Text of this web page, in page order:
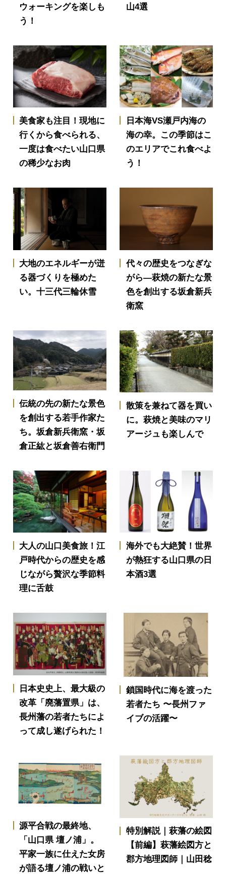
ウォーキングを楽しも
う！
山4選
美食家も注目！現地に
行くから食べられる、
一度は食べたい山口県
の稀少なお肉
日本海VS瀬戸内海の
海の幸。この季節はこ
のエリアでこれ食べよ
う！
大地のエネルギーが迸
る器づくりを極めた
い。十三代三輪休雪
代々の歴史をつなぎな
がら―萩焼の新たな景
色を創出する坂倉新兵
衛窯
伝統の先の新たな景色
を創出する若手作家た
ち。坂倉新兵衛窯・坂
倉正紘と坂倉善右衛門
散策を兼ねて器を買い
に。萩焼と美味のマリ
アージュも楽しんで
大人の山口美食旅！江
戸時代からの歴史を感
じながら贅沢な季節料
理に舌鼓
海外でも大絶賛！世界
が熱狂する山口県の日
本酒3選
日本史史上、最大級の
改革「廃藩置県」は、
長州藩の若者たちによ
って成し遂げられた！
鎖国時代に海を渡った
若者たち 〜長州ファ
イブの活躍〜
源平合戦の最終地、
「山口県 壇ノ浦」。
平家一族に仕えた女房
が語る壇ノ浦の戦いと
特別解説｜萩藩の絵図
【前編】萩藩絵図方と
郡方地理図師｜山田稔